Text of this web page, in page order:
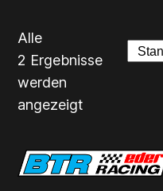
Alle
2 Ergebnisse
werden
angezeigt